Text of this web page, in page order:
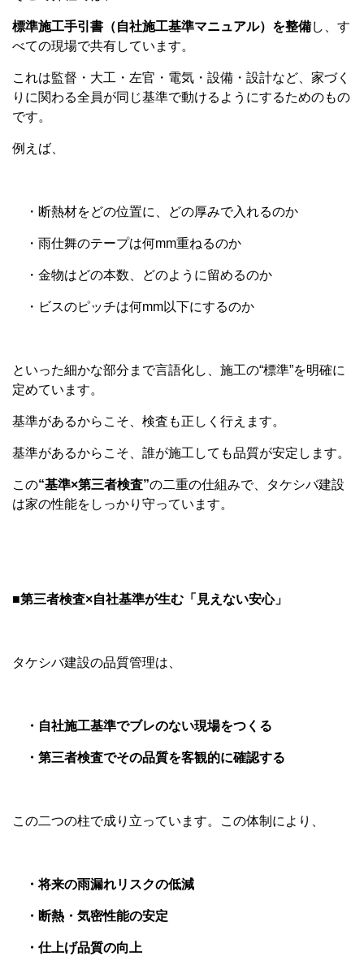
標準施工手引書（自社施工基準マニュアル）を整備し、す
べての現場で共有しています。
これは監督・大工・左官・電気・設備・設計など、家づく
りに関わる全員が同じ基準で動けるようにするためのもの
です。
例えば、
・断熱材をどの位置に、どの厚みで入れるのか
・雨仕舞のテープは何mm重ねるのか
・金物はどの本数、どのように留めるのか
・ビスのピッチは何mm以下にするのか
といった細かな部分まで言語化し、施工の“標準”を明確に
定めています。
基準があるからこそ、検査も正しく行えます。
基準があるからこそ、誰が施工しても品質が安定します。
この“基準×第三者検査”の二重の仕組みで、タケシバ建設
は家の性能をしっかり守っています。
■第三者検査×自社基準が生む「見えない安心」
タケシバ建設の品質管理は、
・自社施工基準でブレのない現場をつくる
・第三者検査でその品質を客観的に確認する
この二つの柱で成り立っています。この体制により、
・将来の雨漏れリスクの低減
・断熱・気密性能の安定
・仕上げ品質の向上